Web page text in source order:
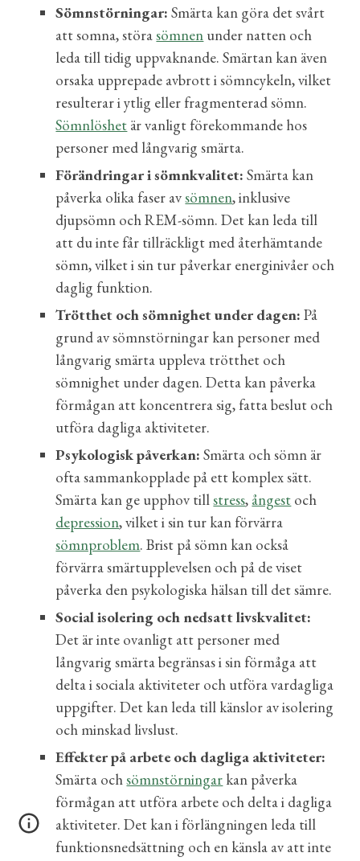
Sömnstörningar: Smärta kan göra det svårt
att somna, störasömnen under natten och
leda till tidig uppvaknande. Smärtan kan även
orsaka upprepade avbrott i sömncykeln, vilket
resulterar i ytlig eller fragmenterad sömn.
Sömnlöshet är vanligt förekommande hos
personer med långvarig smärta.
Förändringar i sömnkvalitet: Smärta kan
påverka olika faser avsömnen, inklusive
djupsömn och REM-sömn. Det kan leda till
att du inte får tillräckligt med återhämtande
sömn, vilket i sin tur påverkar energinivåer och
daglig funktion.
Trötthet och sömnighet under dagen: På
grund av sömnstörningar kan personer med
långvarig smärta uppleva trötthet och
sömnighet under dagen. Detta kan påverka
förmågan att koncentrera sig, fatta beslut och
utföra dagliga aktiviteter.
Psykologisk påverkan: Smärta och sömn är
ofta sammankopplade på ett komplex sätt.
Smärta kan ge upphov tillstress, ångest och
depression, vilket i sin tur kan förvärra
sömnproblem. Brist på sömn kan också
förvärra smärtupplevelsen och på de viset
påverka den psykologiska hälsan till det sämre.
Social isolering och nedsatt livskvalitet:
Det är inte ovanligt att personer med
långvarig smärta begränsas i sin förmåga att
delta i sociala aktiviteter och utföra vardagliga
uppgifter. Det kan leda till känslor av isolering
och minskad livslust.
Effekter på arbete och dagliga aktiviteter:
Smärta ochsömnstörningar kan påverka
förmågan att utföra arbete och delta i dagliga
aktiviteter. Det kan i förlängningen leda till
funktionsnedsättning och en känsla av att inte